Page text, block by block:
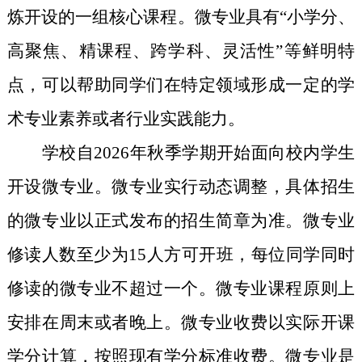
炼开设的一组核心课程。微专业具有“小学分、
高聚焦、精课程、跨学科、灵活性”等鲜明特
点，可以帮助同学们在特定领域形成一定的学
术专业素养或者行业实践能力。
学校自2026年秋季学期开始面向校内学生
开设微专业。微专业实行动态调整，具体招生
的微专业以正式发布的招生简章为准。微专业
修读人数至少为15 人方可开班，每位同学同时
修读的微专业不超过一个。微专业课程原则上
安排在周末或者晚上。微专业收费以实际开课
学分计算，按照现有学分标准收费。微专业是